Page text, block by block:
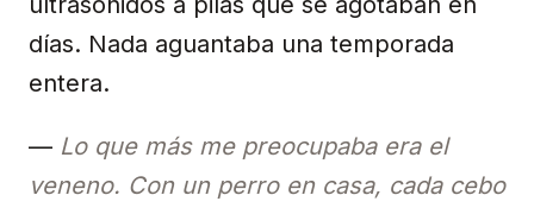
días. Nada aguantaba una temporada
entera.
— Lo que más me preocupaba era el
veneno. Con un perro en casa, cada cebo